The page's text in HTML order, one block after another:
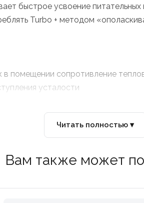
быстрое усвоение
Turbo + методом
помещении сопротивление
усталости
Читать полностью ▾
Вам также может